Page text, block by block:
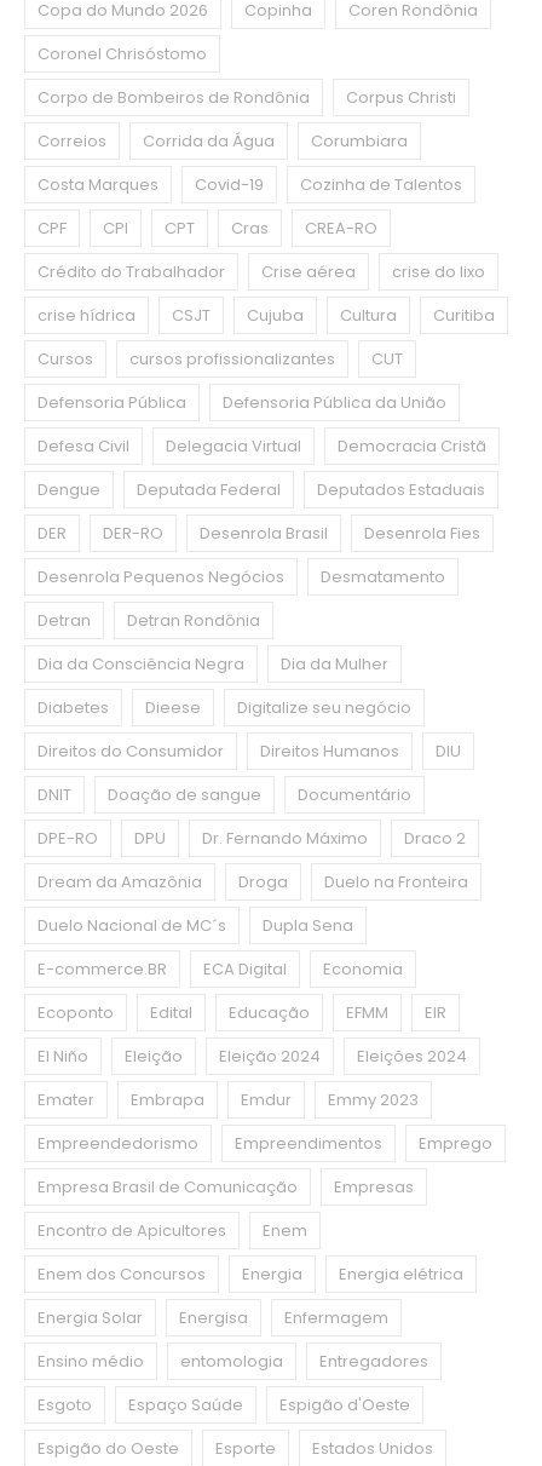
Copa do Mundo 2026
Copinha
Coren Rondônia
Coronel Chrisóstomo
Corpo de Bombeiros de Rondônia
Corpus Christi
Correios
Corrida da Água
Corumbiara
Costa Marques
Covid-19
Cozinha de Talentos
CPF
CPI CPT Cras
CREA-RO
Crédito do Trabalhador
Crise aérea
crise do lixo
crise hídrica
CSJT Cujuba Cultura
Curitiba
Cursos
cursos profissionalizantes
CUT
Defensoria Pública
Defensoria Pública da União
Defesa Civil
Delegacia Virtual
Democracia Cristã
Dengue
Deputada Federal
Deputados Estaduais
DER
DER-RO Desenrola Brasil
Desenrola Fies
Desenrola Pequenos Negócios
Desmatamento
Detran
Detran Rondônia
Dia da Consciência Negra
Dia da Mulher
Diabetes
Dieese
Digitalize seu negócio
Direitos do Consumidor
Direitos Humanos
DIU
DNIT
Doação de sangue
Documentário
DPE-RO
DPU Dr. Fernando Máximo
Draco 2
Dream da Amazônia
Droga
Duelo na Fronteira
Duelo Nacional de MC´s
Dupla Sena
E-commerce.BR
ECA Digital
Economia
Ecoponto
Edital Educação EFMM
EIR
El Niño
Eleição Eleição 2024
Eleições 2024
Emater
Embrapa Emdur
Emmy 2023
Empreendedorismo
Empreendimentos
Emprego
Empresa Brasil de Comunicação
Empresas
Encontro de Apicultores
Enem
Enem dos Concursos
Energia
Energia elétrica
Energia Solar
Energisa
Enfermagem
Ensino médio
entomologia
Entregadores
Esgoto
Espaço Saúde
Espigão d'Oeste
Espigão do Oeste
Esporte
Estados Unidos